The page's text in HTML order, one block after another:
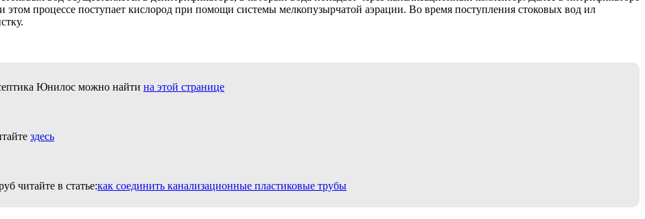
этом процессе поступает кислород при помощи системы мелкопузырчатой аэрации. Во время поступления стоковых вод ил
Юнилос можно найти на этой странице
здесь
читайте в статье:как соединить канализационные пластиковые трубы